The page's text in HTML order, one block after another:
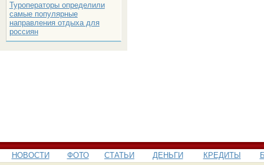
Туроператоры определили
самые популярные
направления отдыха для
россиян
НОВОСТИ ФОТО СТАТЬИ ДЕНЬГИ КРЕДИТЫ